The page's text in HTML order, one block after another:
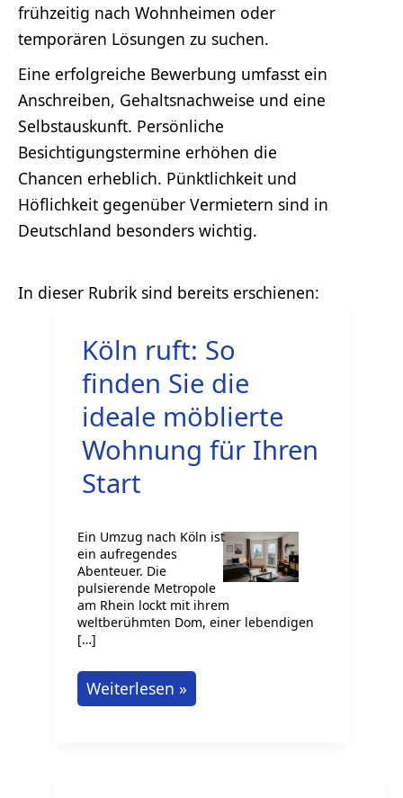
frühzeitig nach Wohnheimen oder
temporären Lösungen zu suchen.
Eine erfolgreiche Bewerbung umfasst ein
Anschreiben, Gehaltsnachweise und eine
Selbstauskunft. Persönliche
Besichtigungstermine erhöhen die
Chancen erheblich. Pünktlichkeit und
Höflichkeit gegenüber Vermietern sind in
Deutschland besonders wichtig.
Köln ruft: So
finden Sie die
ideale möblierte
Wohnung für Ihren
Start
Ein Umzug nach Köln ist
ein aufregendes
Abenteuer. Die
pulsierende Metropole
am Rhein lockt mit ihrem
weltberühmten Dom, einer lebendigen
[…]
Köln
ruft:
Weiterlesen »